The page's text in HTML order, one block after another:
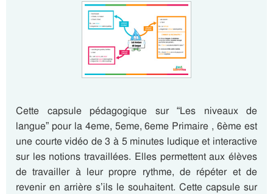
Cette capsule pédagogique sur “Les niveaux de
langue” pour la 4eme, 5eme, 6eme Primaire , 6ème est
une courte vidéo de 3 à 5 minutes ludique et interactive
sur les notions travaillées. Elles permettent aux élèves
de travailler à leur propre rythme, de répéter et de
revenir en arrière s’ils le souhaitent. Cette capsule sur